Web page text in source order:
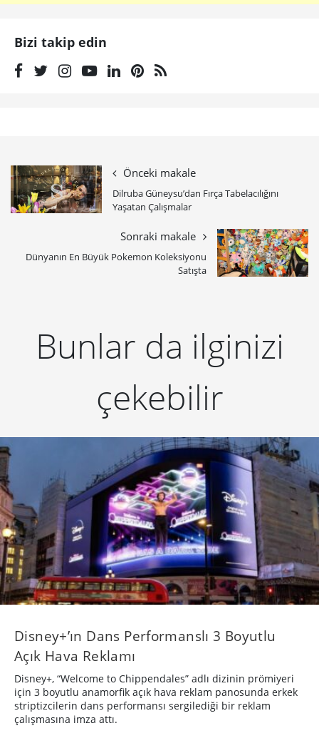
Bizi takip edin
Önceki makale
Dilruba Güneysu’dan Fırça Tabelacılığını
Yaşatan Çalışmalar
Sonraki makale
Dünyanın En Büyük Pokemon Koleksiyonu
Satışta
Bunlar da ilginizi
çekebilir
Disney+’ın Dans Performanslı 3 Boyutlu
Açık Hava Reklamı
Disney+, “Welcome to Chippendales” adlı dizinin prömiyeri
için 3 boyutlu anamorfik açık hava reklam panosunda erkek
striptizcilerin dans performansı sergilediği bir reklam
çalışmasına imza attı.